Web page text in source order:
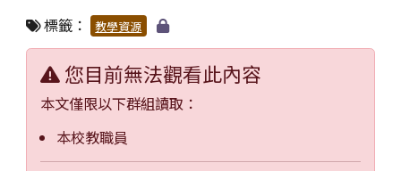
標籤： 教學資源
您目前無法觀看此內容
本文僅限以下群組讀取：
本校教職員